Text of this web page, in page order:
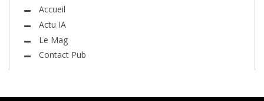
Accueil
Actu IA
Le Mag
Contact Pub